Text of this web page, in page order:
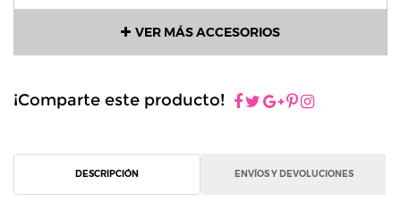
VER MÁS ACCESORIOS
¡Comparte este producto!
DESCRIPCIÓN ENVÍOS Y DEVOLUCIONES